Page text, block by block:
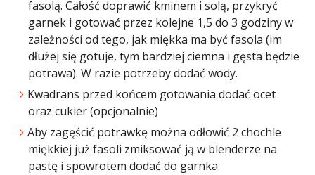
fasolą. Całość doprawić kminem i solą, przykryć
garnek i gotować przez kolejne 1,5 do 3 godziny w
zależności od tego, jak miękka ma być fasola (im
dłużej się gotuje, tym bardziej ciemna i gęsta będzie
potrawa). W razie potrzeby dodać wody.
Kwadrans przed końcem gotowania dodać ocet
oraz cukier (opcjonalnie)
Aby zagęścić potrawkę można odłowić 2 chochle
miękkiej już fasoli zmiksować ją w blenderze na
pastę i spowrotem dodać do garnka.